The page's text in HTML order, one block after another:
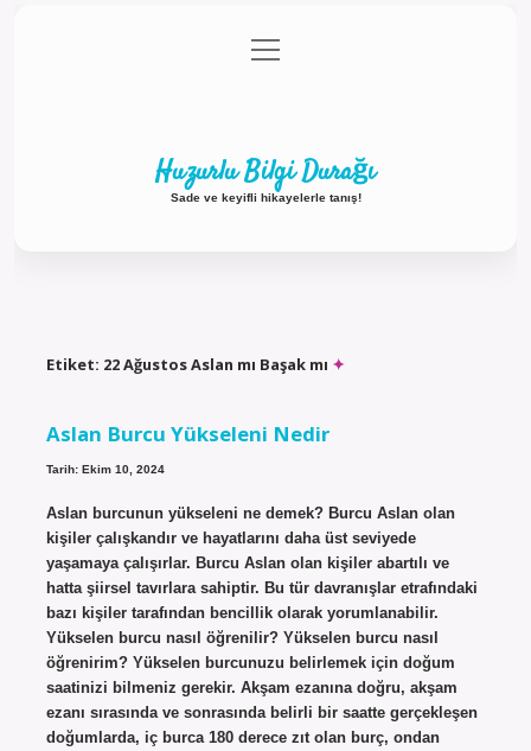
Gizlilik Politikası
menüyü
aç
Huzurlu Bilgi Durağı
Sade ve keyifli hikayelerle tanış!
Etiket: 22 Ağustos Aslan mı Başak mı
Aslan Burcu Yükseleni Nedir
Tarih: Ekim 10, 2024
Aslan burcunun yükseleni ne demek? Burcu Aslan olan
kişiler çalışkandır ve hayatlarını daha üst seviyede
yaşamaya çalışırlar. Burcu Aslan olan kişiler abartılı ve
hatta şiirsel tavırlara sahiptir. Bu tür davranışlar etrafındaki
bazı kişiler tarafından bencillik olarak yorumlanabilir.
Yükselen burcu nasıl öğrenilir? Yükselen burcu nasıl
öğrenirim? Yükselen burcunuzu belirlemek için doğum
saatinizi bilmeniz gerekir. Akşam ezanına doğru, akşam
ezanı sırasında ve sonrasında belirli bir saatte gerçekleşen
doğumlarda, iç burca 180 derece zıt olan burç, ondan